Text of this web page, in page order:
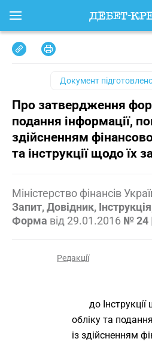
Документ
Про затвердження
подання інформації,
здійсненням
та інструкції щодо їх
Міністерство фінансів
Запит, Довідник,
Форма від 29.01.2016 № 24 |
Редакції
до
обліку та
із здійсненням